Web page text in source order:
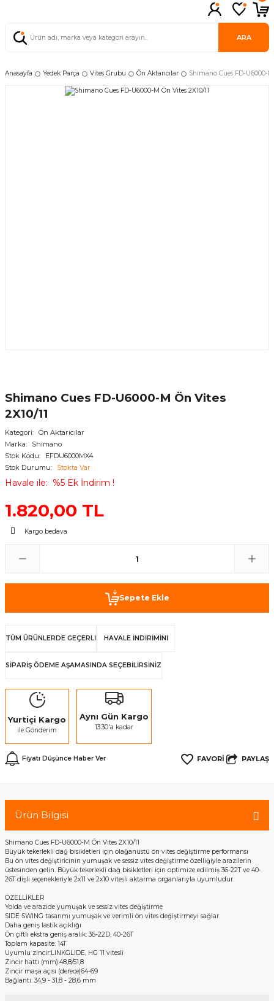
ARA
Anasayfa Yedek Parça Vites Grubu Ön Aktarıcılar Shimano Cues FD-U6000-M
Shimano Cues FD-U6000-M Ön Vites
2X10/11
Kategori
Ön Aktarıcılar
Marka
Shimano
Stok Kodu
EFDU6000MX4
Stok Durumu
Stokta Var
Havale ile %5 Ek İndirim !
1.820,00 TL
Kargo bedava
Sepete Ekle
TÜM ÜRÜNLERDE GEÇERLİ HAVALE İNDİRİMİNİ
SİPARİŞ ÖDEME AŞAMASINDA SEÇEBİLİRSİNİZ
Yurtiçi Kargo
ile Gönderim
Aynı Gün Kargo
13:30'a kadar
Fiyatı Düşünce Haber Ver PAYLAŞ
Ürün Bilgisi
Shimano Cues FD-U6000-M Ön Vites 2X10/11
Büyük tekerlekli dağ bisikletleri için olağanüstü ön vites değiştirme performansı
Bu ön vites değiştiricinin yumuşak ve sessiz vites değiştirme özelliğiyle arazilerin
üstesinden gelin. Büyük tekerlekli dağ bisikletleri için optimize edilmiş 36-22T ve 40-
26T dişli seçenekleriyle 2x11 ve 2x10 vitesli aktarma organlarıyla uyumludur.
ÖZELLİKLER
Yolda ve arazide yumuşak ve sessiz vites değiştirme
SIDE SWING tasarımı yumuşak ve verimli ön vites değiştirmeyi sağlar
Daha geniş lastik açıklığı
Ön çiftli ekstra geniş aralık: 36-22D, 40-26T
Toplam kapasite: 14T
Uyumlu zincir:LINKGLIDE, HG 11 vitesli
Zincir hattı (mm):48,8/51,8
Zincir maşa açısı (derece)64-69
Bağlantı: 34,9 - 31,8 - 28,6 mm